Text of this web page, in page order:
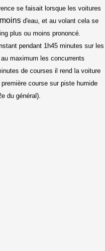
se faisait lorsque les voitures
moinsd'eau, et au volant cela se
plus ou moins prononcé.
pendant 1h45 minutes sur les
maximum les concurrents
de courses il rend la voiture
course sur piste humide
du général).